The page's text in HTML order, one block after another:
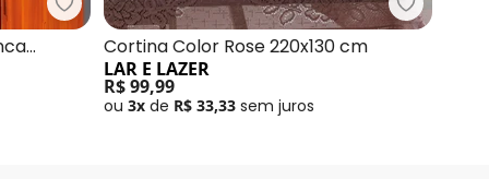
Rose 300x100 cm
Lar e Lazer - Cortina Madrid Galinha Branca
Lar e
Cortina Color Rose 220x130 cm
LAR E LAZER
R$ 99,99
ou 3x de R$ 33,33 sem juros